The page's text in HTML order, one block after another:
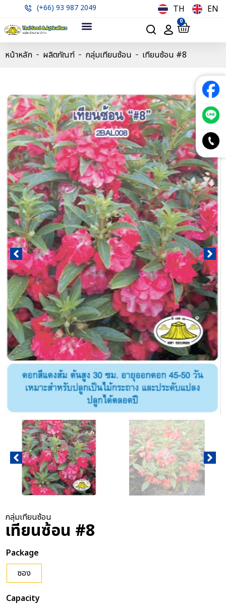
(+66) 93 987 2049 TH EN
0
หน้าหลัก ผลิตภัณฑ์ กลุ่มเทียนซ้อน เทียนซ้อน #8
กลุ่มเทียนซ้อน
เทียนซ้อน #8
Package
ซอง
Capacity